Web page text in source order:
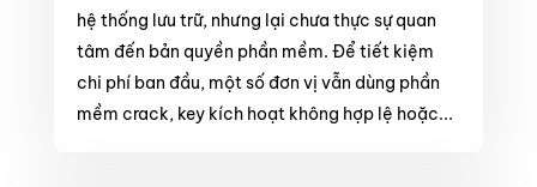
hệ thống lưu trữ, nhưng lại chưa thực sự quan
tâm đến bản quyền phần mềm. Để tiết kiệm
chi phí ban đầu, một số đơn vị vẫn dùng phần
mềm crack, key kích hoạt không hợp lệ hoặc...